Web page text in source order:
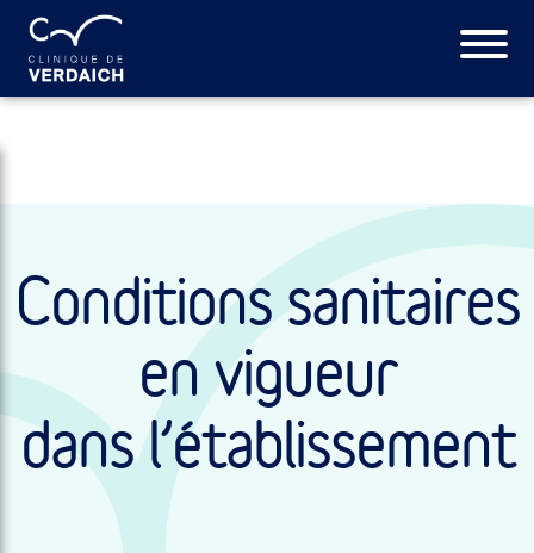
Conditions sanitaires
en vigueur
dans l’établissement